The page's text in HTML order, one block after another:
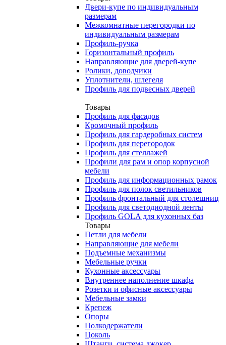
Двери-купе по индивидуальным
размерам
Межкомнатные перегородки по
индивидуальным размерам
Профиль-ручка
Горизонтальный профиль
Направляющие для дверей-купе
Ролики, доводчики
Уплотнители, шлегеля
Профиль для подвесных дверей
Товары
Профиль для фасадов
Кромочный профиль
Профиль для гардеробных систем
Профиль для перегородок
Профиль для стеллажей
Профили для рам и опор корпусной
мебели
Профиль для информационных рамок
Профиль для полок светильников
Профиль фронтальный для столешниц
Профиль для светодиодной ленты
Профиль GOLA для кухонных баз
Товары
Петли для мебели
Направляющие для мебели
Подъемные механизмы
Мебельные ручки
Кухонные аксессуары
Внутреннее наполнение шкафа
Розетки и офисные аксессуары
Мебельные замки
Крепеж
Опоры
Полкодержатели
Цоколь